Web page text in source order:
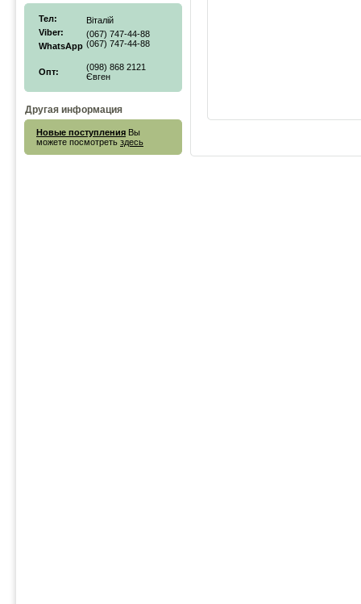
Тел:
Viber:
WhatsApp
Віталій
(067) 747-44-88
(067) 747-44-88
Опт:
(098) 868 2121
Євген
Другая информация
Новые поступления Вы
можете посмотреть здесь